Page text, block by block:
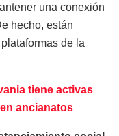
una conexión
hecho, están
de la
tiene activas
ancianatos